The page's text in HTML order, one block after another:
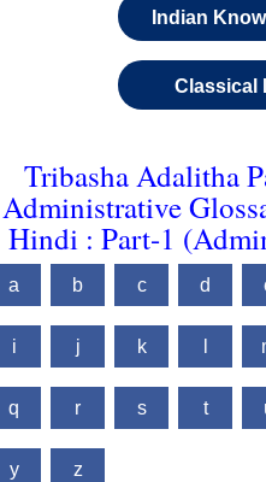
Indian
Classical
Tribasha Adalitha
Administrative
Hindi : Part-1
a b c d
i j k
q r s t
y z